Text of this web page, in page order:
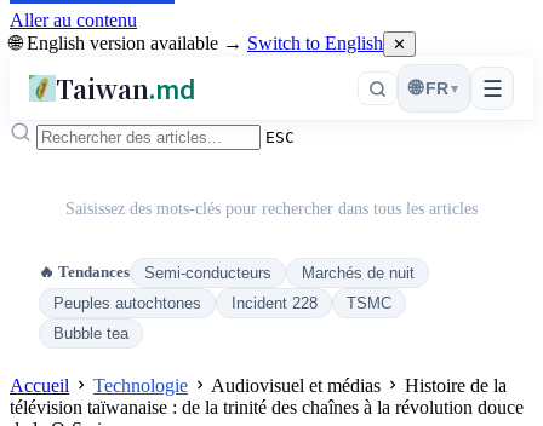
Aller au contenu
🌐 English version available → Switch to English ✕
Taiwan.md ☰
🌐 FR ▾
ESC
Saisissez des mots-clés pour rechercher dans tous les articles
🔥 Tendances Semi-conducteurs
Marchés de nuit
Peuples autochtones
Incident 228
TSMC
Bubble tea
Accueil Technologie Audiovisuel et médias
Histoire de la
télévision taïwanaise : de la trinité des chaînes à la révolution douce